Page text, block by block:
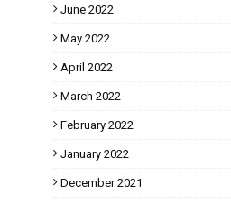
June 2022
May 2022
April 2022
March 2022
February 2022
January 2022
December 2021